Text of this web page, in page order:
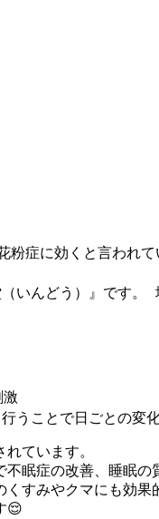
症に効くと言われ
いんどう）』です。
激
ことで日ごとの変化
ています。
眠症の改善、睡眠の
すみやクマにも効
😌